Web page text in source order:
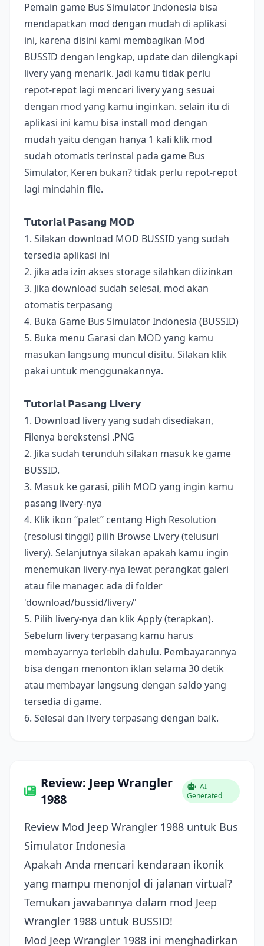
Pemain game Bus Simulator Indonesia bisa
mendapatkan mod dengan mudah di aplikasi
ini, karena disini kami membagikan Mod
BUSSID dengan lengkap, update dan dilengkapi
livery yang menarik. Jadi kamu tidak perlu
repot-repot lagi mencari livery yang sesuai
dengan mod yang kamu inginkan. selain itu di
aplikasi ini kamu bisa install mod dengan
mudah yaitu dengan hanya 1 kali klik mod
sudah otomatis terinstal pada game Bus
Simulator, Keren bukan? tidak perlu repot-repot
lagi mindahin file.
𝗧𝘂𝘁𝗼𝗿𝗶𝗮𝗹 𝗣𝗮𝘀𝗮𝗻𝗴 𝗠𝗢𝗗
1. Silakan download MOD BUSSID yang sudah
tersedia aplikasi ini
2. jika ada izin akses storage silahkan diizinkan
3. Jika download sudah selesai, mod akan
otomatis terpasang
4. Buka Game Bus Simulator Indonesia (BUSSID)
5. Buka menu Garasi dan MOD yang kamu
masukan langsung muncul disitu. Silakan klik
pakai untuk menggunakannya.
𝗧𝘂𝘁𝗼𝗿𝗶𝗮𝗹 𝗣𝗮𝘀𝗮𝗻𝗴 𝗟𝗶𝘃𝗲𝗿𝘆
1. Download livery yang sudah disediakan,
Filenya berekstensi .PNG
2. Jika sudah terunduh silakan masuk ke game
BUSSID.
3. Masuk ke garasi, pilih MOD yang ingin kamu
pasang livery-nya
4. Klik ikon “palet” centang High Resolution
(resolusi tinggi) pilih Browse Livery (telusuri
livery). Selanjutnya silakan apakah kamu ingin
menemukan livery-nya lewat perangkat galeri
atau file manager. ada di folder
'download/bussid/livery/'
5. Pilih livery-nya dan klik Apply (terapkan).
Sebelum livery terpasang kamu harus
membayarnya terlebih dahulu. Pembayarannya
bisa dengan menonton iklan selama 30 detik
atau membayar langsung dengan saldo yang
tersedia di game.
6. Selesai dan livery terpasang dengan baik.
Review: Jeep Wrangler
1988
AI
Generated
Review Mod Jeep Wrangler 1988 untuk Bus
Simulator Indonesia
Apakah Anda mencari kendaraan ikonik
yang mampu menonjol di jalanan virtual?
Temukan jawabannya dalam mod Jeep
Wrangler 1988 untuk BUSSID!
Mod Jeep Wrangler 1988 ini menghadirkan